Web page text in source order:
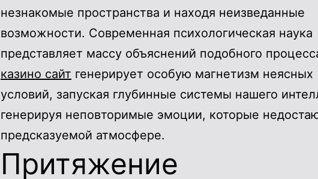
незнакомые пространства и находя неизведанные
возможности. Современная психологическая наука
представляет массу объяснений подобного
казино сайт генерирует особую магнетизм неясных
условий, запуская глубинные системы нашего
генерируя неповторимые эмоции, которые
предсказуемой атмосфере.
Притяжение